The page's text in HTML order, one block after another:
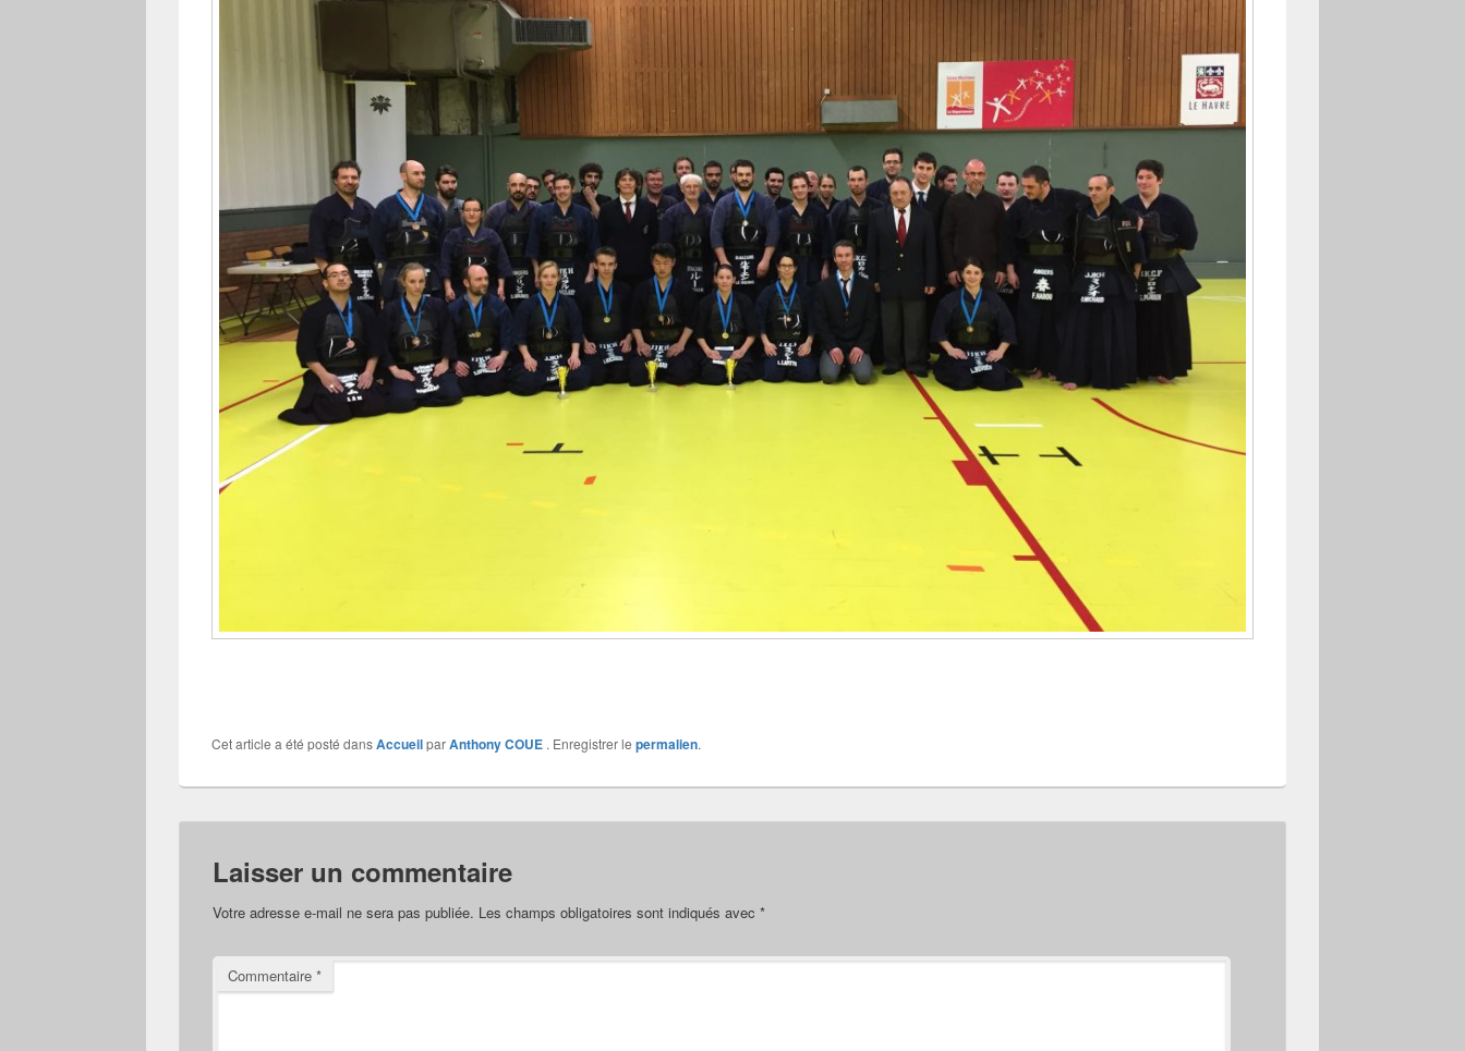
Cet article a été posté dansAccueilparAnthony COUE . Enregistrer lepermalien.
Laisser un commentaire
Votre adresse e-mail ne sera pas publiée. Les champs obligatoires sont indiqués avec*
Commentaire*